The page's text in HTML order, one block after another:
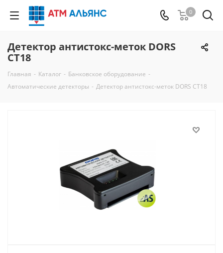
0
Детектор антистокс-меток DORS
CT18
Главная - Каталог - Банковское оборудование -
Автоматические детекторы - Детектор антистокс-меток DORS CT18